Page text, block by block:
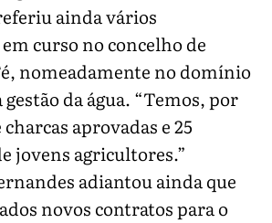
ainda vários
curso no concelho de
nomeadamente no domínio
gestão da água. “Temos, por
aprovadas e 25
jovens agricultores.”
adiantou ainda que
novos contratos para o